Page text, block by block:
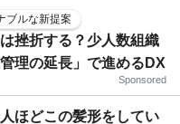
ブルな新提案
挫折する？少人数組織
理の延長」で進めるDX
Sponsored
ほどこの髪形をしてい